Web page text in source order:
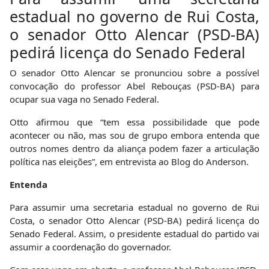
estadual no governo de Rui Costa,
o senador Otto Alencar (PSD-BA)
pedirá licença do Senado Federal
O senador Otto Alencar se pronunciou sobre a possível
convocação do professor Abel Rebouças (PSD-BA) para
ocupar sua vaga no Senado Federal.
Otto afirmou que “tem essa possibilidade que pode
acontecer ou não, mas sou de grupo embora entenda que
outros nomes dentro da aliança podem fazer a articulação
política nas eleições”, em entrevista ao Blog do Anderson.
Entenda
Para assumir uma secretaria estadual no governo de Rui
Costa, o senador Otto Alencar (PSD-BA) pedirá licença do
Senado Federal. Assim, o presidente estadual do partido vai
assumir a coordenação do governador.